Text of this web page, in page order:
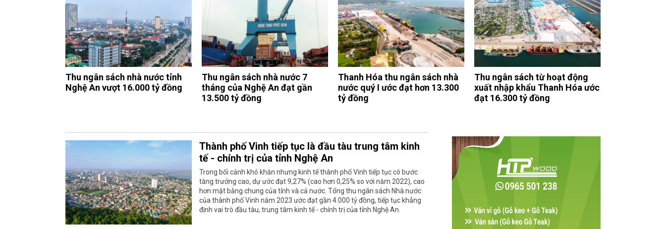
Thu ngân sách nhà nước tỉnh
Nghệ An vượt 16.000 tỷ đồng
Thu ngân sách nhà nước 7
tháng của Nghệ An đạt gần
13.500 tỷ đồng
Thanh Hóa thu ngân sách nhà
nước quý I ước đạt hơn 13.300
tỷ đồng
Thu ngân sách từ hoạt động
xuất nhập khẩu Thanh Hóa ước
đạt 16.300 tỷ đồng
Thành phố Vinh tiếp tục là đầu tàu trung tâm kinh
tế - chính trị của tỉnh Nghệ An
Trong bối cảnh khó khăn nhưng kinh tế thành phố Vinh tiếp tục có bước
tăng trưởng cao, dự ước đạt 9,27% (cao hơn 0,25% so với năm 2022), cao
hơn mặt bằng chung của tỉnh và cả nước. Tổng thu ngân sách Nhà nước
của thành phố Vinh năm 2023 ước đạt gần 4.000 tỷ đồng, tiếp tục khẳng
định vai trò đầu tàu, trung tâm kinh tế - chính trị của tỉnh Nghệ An.